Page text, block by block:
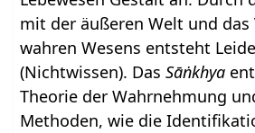
mit der äußeren Welt und das
wahren Wesens entsteht
(Nichtwissen). DasSāṅkhya
Theorie der Wahrnehmung
Methoden, wie die